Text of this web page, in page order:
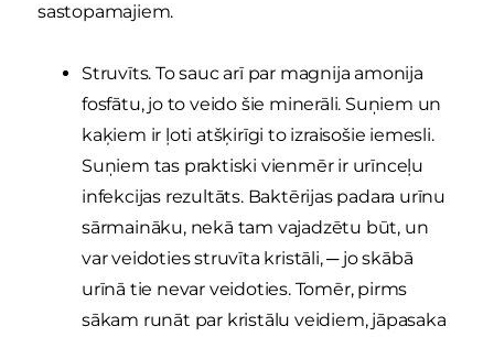
sastopamajiem.
Struvīts. To sauc arī par magnija amonija
fosfātu, jo to veido šie minerāli. Suņiem un
kaķiem ir ļoti atšķirīgi to izraisošie iemesli.
Suņiem tas praktiski vienmēr ir urīnceļu
infekcijas rezultāts. Baktērijas padara urīnu
sārmaināku, nekā tam vajadzētu būt, un
var veidoties struvīta kristāli, ─ jo skābā
urīnā tie nevar veidoties. Tomēr, pirms
sākam runāt par kristālu veidiem, jāpasaka